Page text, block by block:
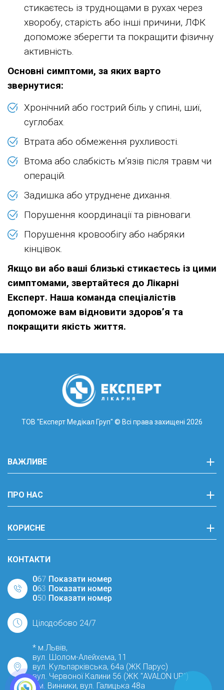
стикаєтесь із труднощами в рухах через
хворобу, старість або інші причини, ЛФК
допоможе зберегти та покращити фізичну
активність.
Основні симптоми, за яких варто
звернутися:
Хронічний або гострий біль у спині, шиї,
суглобах.
Втрата або обмеження рухливості.
Втома або слабкість м’язів після травм чи
операцій.
Задишка або утруднене дихання.
Порушення координації та рівноваги.
Порушення кровообігу або набряки
кінцівок.
Якщо ви або ваші близькі стикаєтесь із цими
симптомами, звертайтеся до Лікарні
Експерт. Наша команда спеціалістів
допоможе вам відновити здоров’я та
покращити якість життя.
ТОВ "Експерт Медікал Груп" © Всі права захищені 2026
ВАЖЛИВЕ
ПРО НАС
КОРИСНЕ
КОНТАКТИ
067 Показати номер
063 Показати номер
050 Показати номер
Цілодобово 24/7
* м.Львів,
вул. Шолом-Алейхема, 11
вул. Кульпарківська, 64а (ЖК Парус)
вул. Червоної Калини 56 (ЖК "AVALON UP")
* м. Винники, вул. Галицька 48а